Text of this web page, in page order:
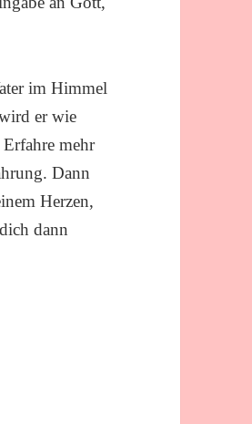
im Himmel
er wie
mehr
Dann
Herzen,
dann